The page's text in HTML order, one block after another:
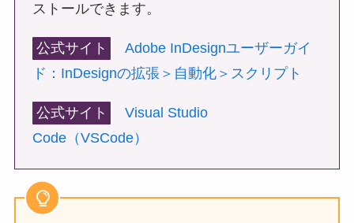
ストールできます。
公式サイト
Adobe InDesignユーザーガイ
ド：InDesignの拡張＞自動化＞スクリプト
公式サイト
Visual Studio
Code（VSCode）